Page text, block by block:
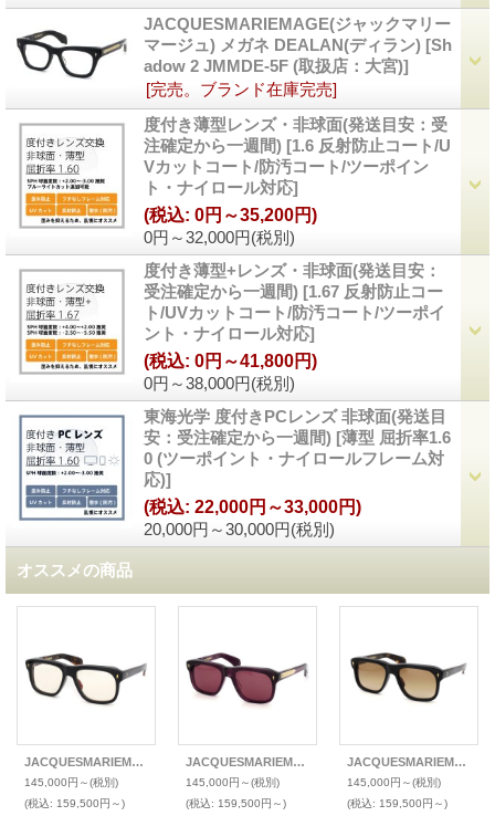
JACQUESMARIEMAGE(ジャックマリー
マージュ) メガネ DEALAN(ディラン) [Sh
adow 2 JMMDE-5F (取扱店：大宮)]
[完売。ブランド在庫完売]
度付き薄型レンズ・非球面(発送目安：受
注確定から一週間) [1.6 反射防止コート/U
Vカットコート/防汚コート/ツーポイン
ト・ナイロール対応]
0円～32,000円(税別)
(税込: 0円～35,200円)
度付き薄型+レンズ・非球面(発送目安：
受注確定から一週間) [1.67 反射防止コー
ト/UVカットコート/防汚コート/ツーポイ
ント・ナイロール対応]
0円～38,000円(税別)
(税込: 0円～41,800円)
東海光学 度付きPCレンズ 非球面(発送目
安：受注確定から一週間) [薄型 屈折率1.6
0 (ツーポイント・ナイロールフレーム対
応)]
20,000円～30,000円(税別)
(税込: 22,000円～33,000円)
オススメの商品
JACQUESMARIEMAGE(ジャックマリーマージュ) 2024年新色メガネ YVES(イヴ)
145,000円～(税別)
(税込: 159,500円～)
JACQUESMARIEMAGE(ジャックマリーマージュ) 2025年新色サングラス YVES(イヴ)
145,000円～(税別)
(税込: 159,500円～)
JACQUESMARIEMAGE(ジャックマリーマージュ) 2024年新色サングラス YVES(イヴ)
145,000円～(税別)
(税込: 159,500円～)